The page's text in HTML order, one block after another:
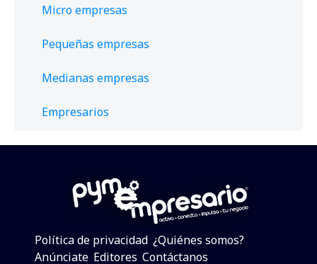
Micro empresas
Pequeñas empresas
Medianas empresas
Empresarios
Política de privacidad ¿Quiénes somos?
Anúnciate Editores Contáctanos